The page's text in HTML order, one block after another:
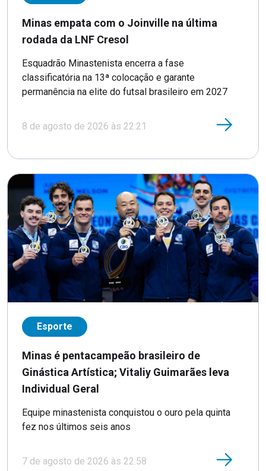
Minas empata com o Joinville na última
rodada da LNF Cresol
Esquadrão Minastenista encerra a fase
classificatória na 13ª colocação e garante
permanência na elite do futsal brasileiro em 2027
8 de agosto de 2026 às 22:21
Esporte
Minas é pentacampeão brasileiro de
Ginástica Artística; Vitaliy Guimarães leva
Individual Geral
Equipe minastenista conquistou o ouro pela quinta
fez nos últimos seis anos
7 de agosto de 2026 às 22:58